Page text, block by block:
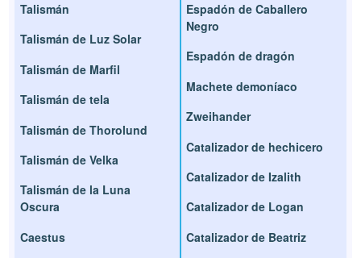
Talismán
Talismán de Luz Solar
Talismán de Marfil
Talismán de tela
Talismán de Thorolund
Talismán de Velka
Talismán de la Luna
Oscura
Caestus
Espadón de Caballero
Negro
Espadón de dragón
Machete demoníaco
Zweihander
Catalizador de hechicero
Catalizador de Izalith
Catalizador de Logan
Catalizador de Beatriz